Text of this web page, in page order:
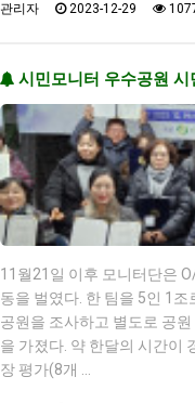
관리자 2023-12-29
시민모니터 우수공원
11월21일 이후 모니터단은
동을 벌였다. 한 팀을 5인 1
공원을 조사하고 별도로 공
을 가졌다. 약 한달의 시간이
장 평가(8개 …